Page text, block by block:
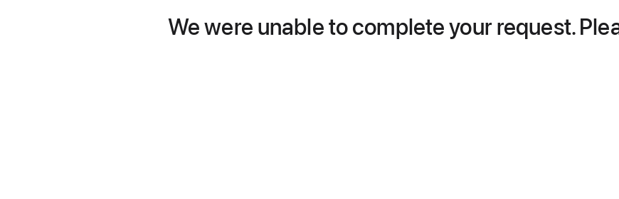
We were unable to complete your request.